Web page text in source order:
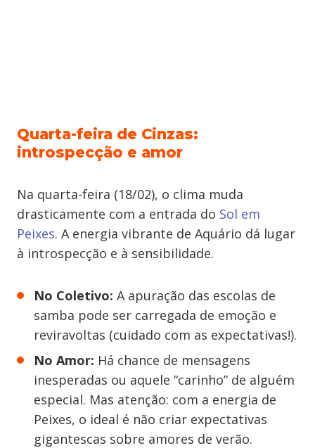
Quarta-feira de Cinzas:
introspecção e amor
Na quarta-feira (18/02), o clima muda
drasticamente com a entrada do Sol em
Peixes. A energia vibrante de Aquário dá lugar
à introspecção e à sensibilidade.
No Coletivo: A apuração das escolas de
samba pode ser carregada de emoção e
reviravoltas (cuidado com as expectativas!).
No Amor: Há chance de mensagens
inesperadas ou aquele “carinho” de alguém
especial. Mas atenção: com a energia de
Peixes, o ideal é não criar expectativas
gigantescas sobre amores de verão.